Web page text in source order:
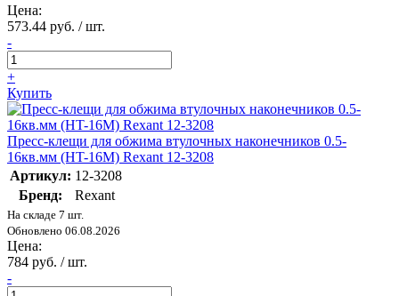
Цена:
573.44 руб. / шт.
-
+
Купить
Пресс-клещи для обжима втулочных наконечников 0.5-
16кв.мм (HT-16M) Rexant 12-3208
Артикул: 12-3208
Бренд:
Rexant
На складе 7 шт.
Обновлено 06.08.2026
Цена:
784 руб. / шт.
-